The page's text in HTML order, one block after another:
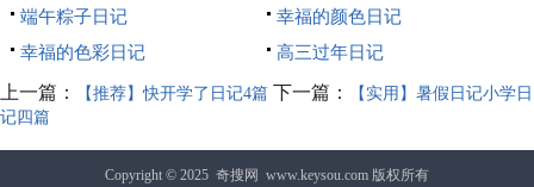
端午粽子日记
幸福的颜色日记
幸福的色彩日记
高三过年日记
上一篇： 【推荐】快开学了日记4篇 下一篇：
【实用】暑假日记小学日
记四篇
Copyright © 2025 奇搜网 www.keysou.com 版权所有